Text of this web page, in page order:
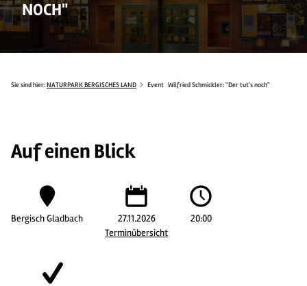
NOCH"
Sie sind hier: NATURPARK BERGISCHES LAND Event Wilfried Schmickler: "Der tut's noch"
Auf einen Blick
Bergisch Gladbach
27.11.2026
Terminübersicht
20:00